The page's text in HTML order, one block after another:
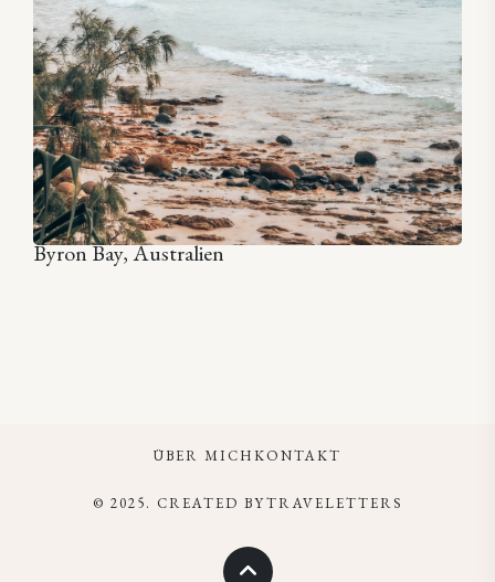
Byron Bay, Australien
ÜBER MICHKONTAKT
© 2025. CREATED BYTRAVELETTERS